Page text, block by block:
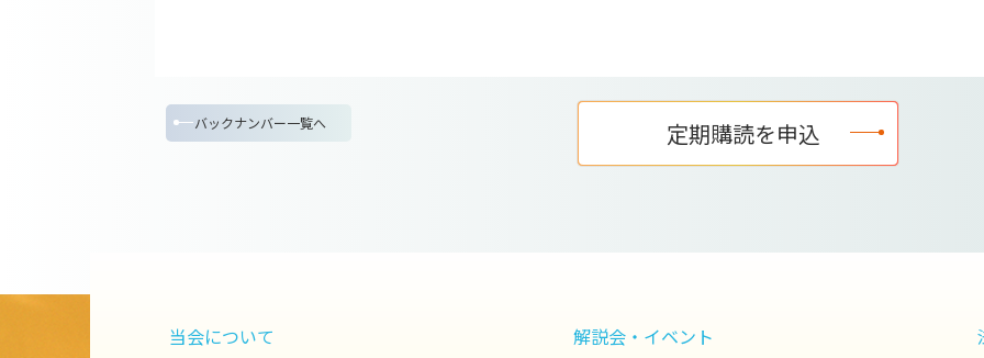
バックナンバー一覧へ 定期購読を申込
当会について 解説会・イベント